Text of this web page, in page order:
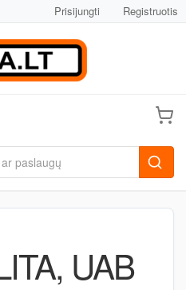
Prisijungti Registruotis
UAB